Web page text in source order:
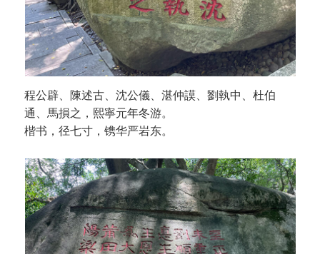
程公辟、陳述古、沈公儀、湛仲謨、劉執中、杜伯
通、馬損之，熙寧元年冬游。
楷书，径七寸，镌华严岩东。